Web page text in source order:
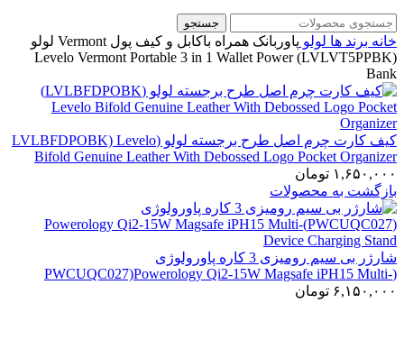
جستجو
خانه برند ها لولو
پاوربانک همراه باکابل و کیف پول Vermont لولو
(LVLVT5PPBK) Levelo Vermont Portable 3 in 1 Wallet Power
Bank
کیف کارت چرم اصل طرح برجسته لولو (LVLBFDPOBK) Levelo
Bifold Genuine Leather With Debossed Logo Pocket Organizer
۱,۶۵۰,۰۰۰ تومان
بازگشت به محصولات
شارژر بی سیم رومیزی 3 کاره پاورولوژی
(PWCUQC027)Powerology Qi2-15W Magsafe iPH15 Multi-
Device Charging Stand
۶,۱۵۰,۰۰۰ تومان